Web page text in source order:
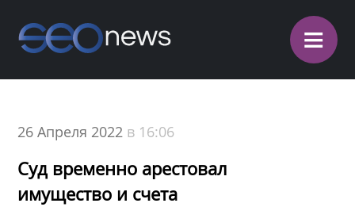
≡
26 Апреля 2022 в 16:06
Суд временно арестовал
имущество и счета